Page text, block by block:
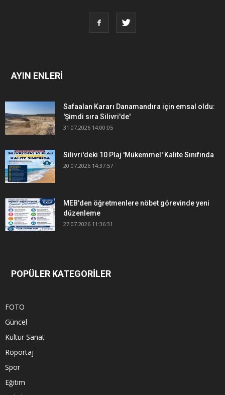
AYIN ENLERİ
Safaalan Kararı Danamandıra için emsal oldu:
'Şimdi sıra Silivri'de'
31.07.2026 14:00:05
Silivri'deki 10 Plaj 'Mükemmel' Kalite Sınıfında
20.07.2026 14:37:57
MEB'den öğretmenlere nöbet görevinde yeni
düzenleme
27.07.2026 11:36:31
POPÜLER KATEGORİLER
FOTO
Güncel
Kültür Sanat
Röportaj
Spor
Eğitim